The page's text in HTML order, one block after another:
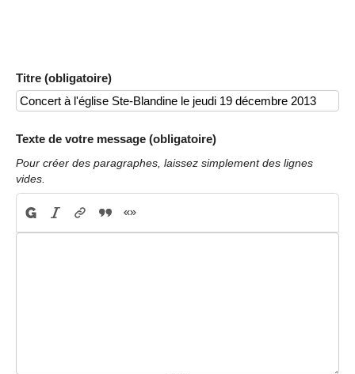
Titre (obligatoire)
Texte de votre message (obligatoire)
Pour créer des paragraphes, laissez simplement des lignes
vides.